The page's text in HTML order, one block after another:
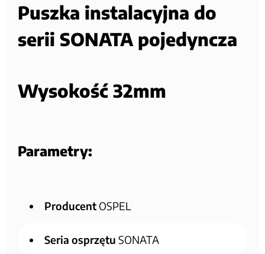
Puszka instalacyjna do
serii SONATA pojedyncza
Wysokość 32mm
Parametry:
Producent OSPEL
Seria osprzętu SONATA